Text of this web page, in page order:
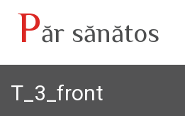
Păr sănătos
Acasă
Articole
T_3_front